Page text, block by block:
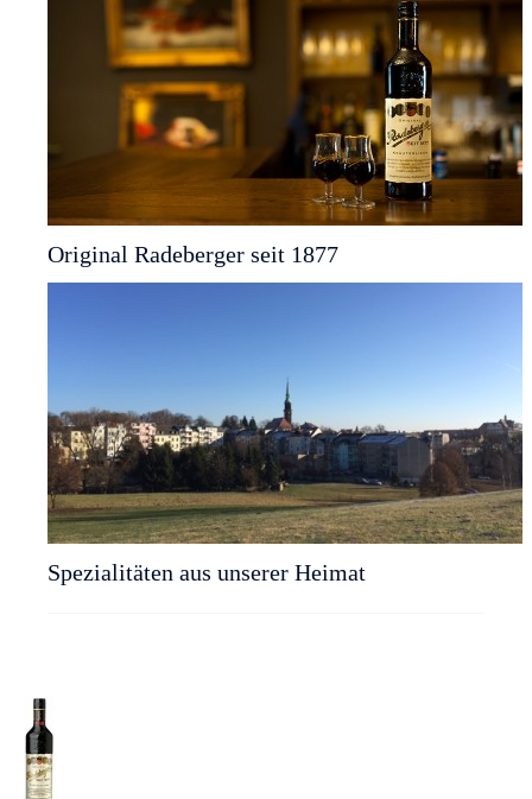
Original Radeberger seit 1877
Spezialitäten aus unserer Heimat